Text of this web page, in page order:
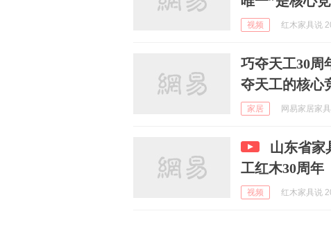
视频 红木家具说
巧夺天工30周
夺天工的核心
家居 网易家居家
山东省家
工红木30周年
视频 红木家具说